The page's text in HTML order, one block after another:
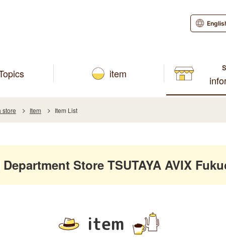
item
store Item Item List
Store TSUTAYA AVIX
item